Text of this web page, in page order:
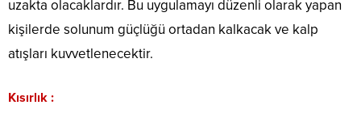
uzakta olacaklardır. Bu uygulamayı düzenli olarak yapan
kişilerde solunum güçlüğü ortadan kalkacak ve kalp
atışları kuvvetlenecektir.
Kısırlık :